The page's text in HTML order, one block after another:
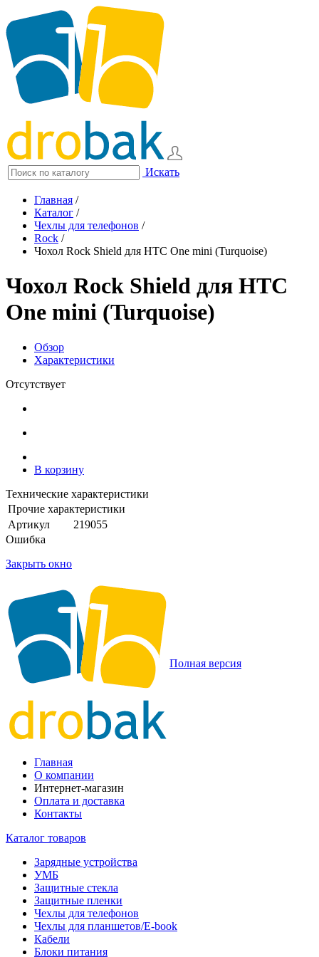
Искать
Главная /
Каталог /
Чехлы для телефонов /
Rock /
Чохол Rock Shield для HTC One mini (Turquoise)
Чохол Rock Shield для HTC
One mini (Turquoise)
Обзор
Характеристики
Отсутствует
В корзину
Технические характеристики
Прочие характеристики
Артикул
219055
Ошибка
Закрыть окно
Полная версия
Главная
О компании
Интернет-магазин
Оплата и доставка
Контакты
Каталог товаров
Зарядные устройства
УМБ
Защитные стекла
Защитные пленки
Чехлы для телефонов
Чехлы для планшетов/E-book
Кабели
Блоки питания